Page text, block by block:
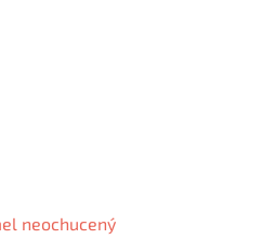
neochucený